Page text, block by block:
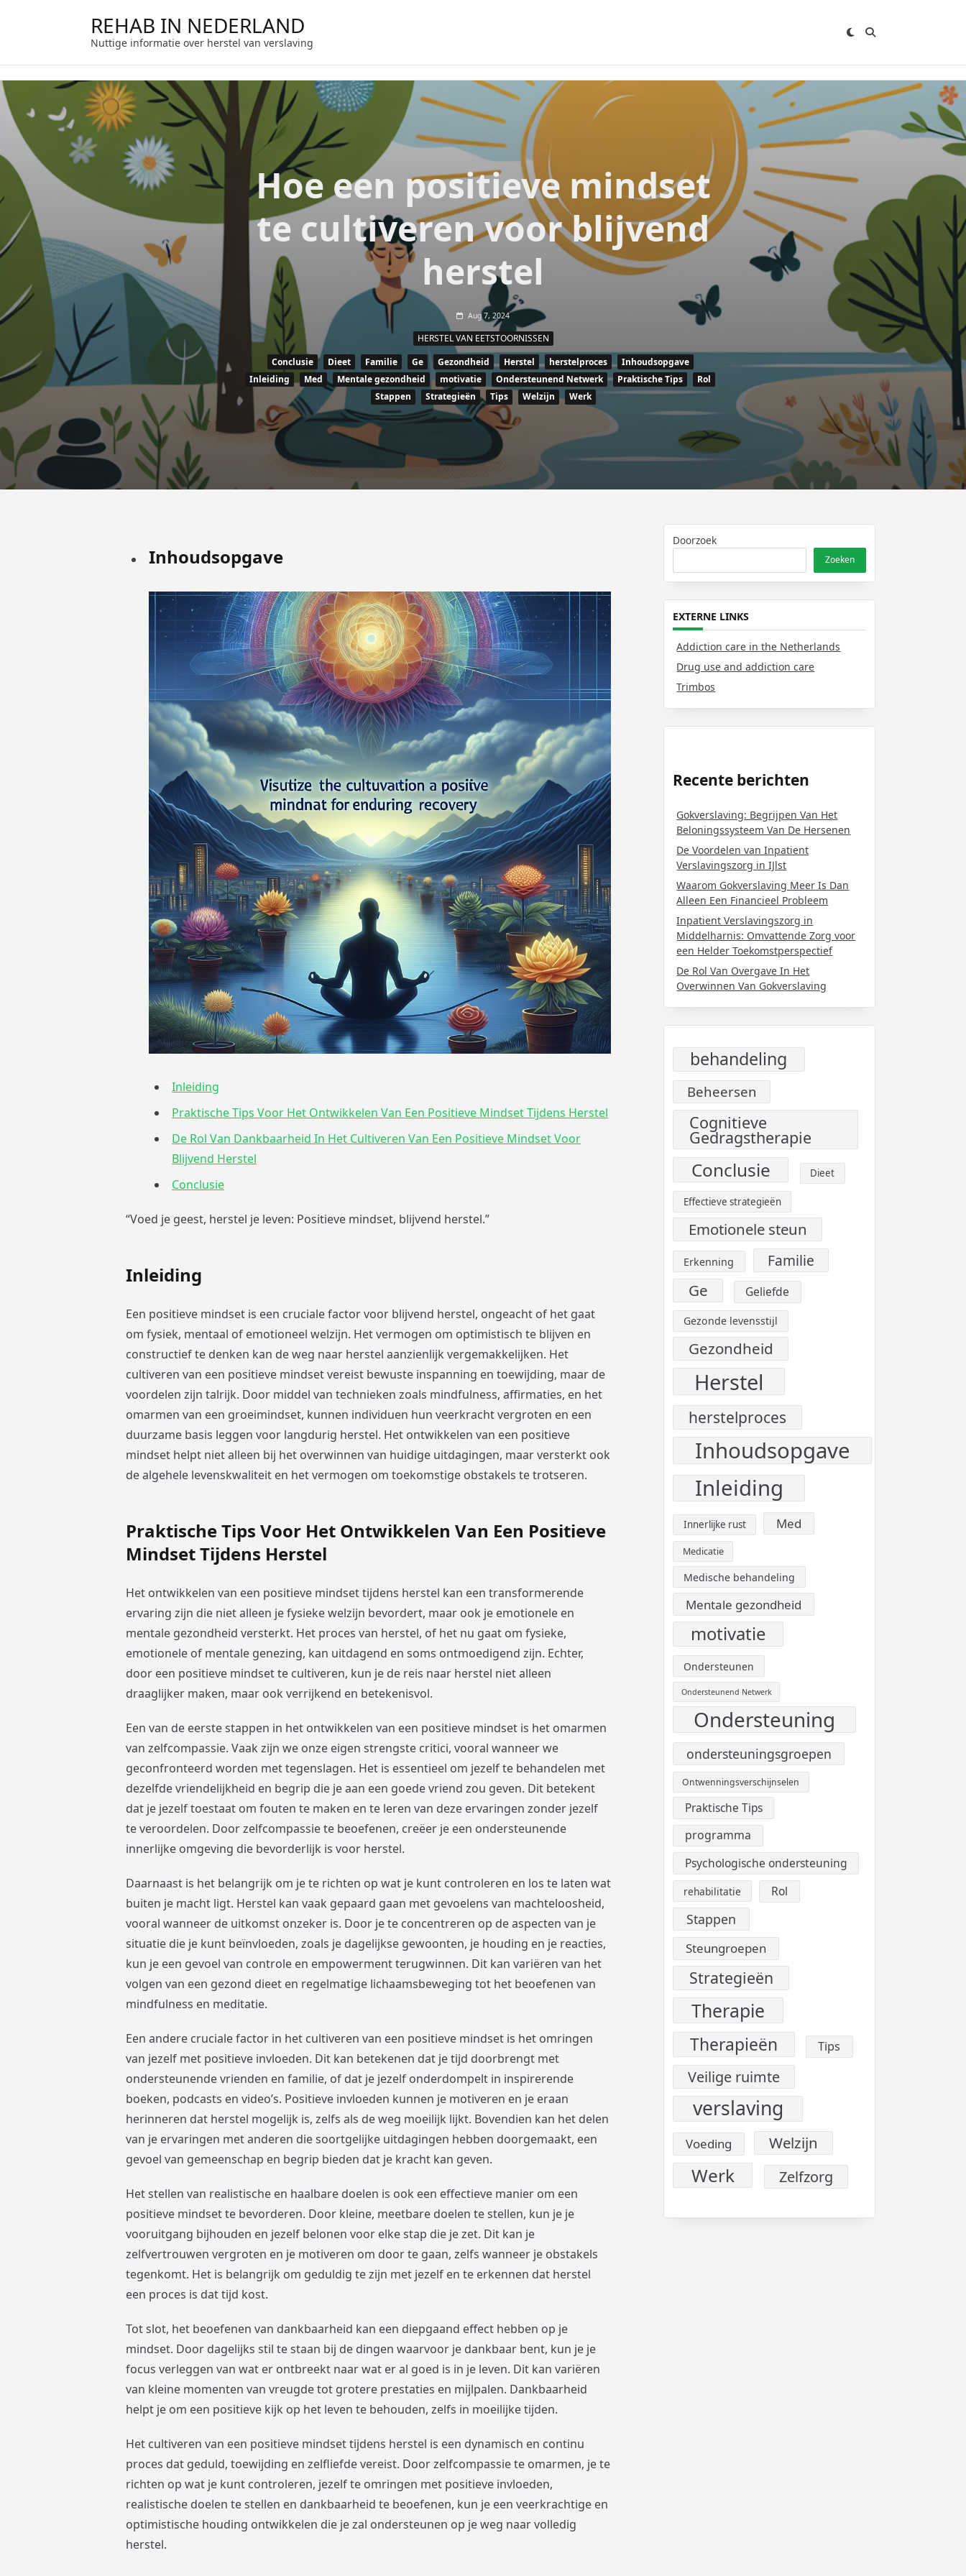
REHAB IN NEDERLAND
Nuttige informatie over herstel van verslaving
Hoe een positieve mindset
te cultiveren voor blijvend
herstel
Aug 7, 2024
HERSTEL VAN EETSTOORNISSEN
Conclusie
Dieet Familie Ge Gezondheid Herstel herstelproces
Inhoudsopgave
Inleiding
Med Mentale gezondheid motivatie Ondersteunend Netwerk Praktische Tips
Rol
Stappen
Strategieën Tips Welzijn Werk
Inhoudsopgave
Inleiding
Praktische Tips Voor Het Ontwikkelen Van Een Positieve Mindset Tijdens Herstel
De Rol Van Dankbaarheid In Het Cultiveren Van Een Positieve Mindset Voor
Blijvend Herstel
Conclusie
“Voed je geest, herstel je leven: Positieve mindset, blijvend herstel.”
Inleiding
Een positieve mindset is een cruciale factor voor blijvend herstel, ongeacht of het gaat
om fysiek, mentaal of emotioneel welzijn. Het vermogen om optimistisch te blijven en
constructief te denken kan de weg naar herstel aanzienlijk vergemakkelijken. Het
cultiveren van een positieve mindset vereist bewuste inspanning en toewijding, maar de
voordelen zijn talrijk. Door middel van technieken zoals mindfulness, affirmaties, en het
omarmen van een groeimindset, kunnen individuen hun veerkracht vergroten en een
duurzame basis leggen voor langdurig herstel. Het ontwikkelen van een positieve
mindset helpt niet alleen bij het overwinnen van huidige uitdagingen, maar versterkt ook
de algehele levenskwaliteit en het vermogen om toekomstige obstakels te trotseren.
Praktische Tips Voor Het Ontwikkelen Van Een Positieve
Mindset Tijdens Herstel
Het ontwikkelen van een positieve mindset tijdens herstel kan een transformerende
ervaring zijn die niet alleen je fysieke welzijn bevordert, maar ook je emotionele en
mentale gezondheid versterkt. Het proces van herstel, of het nu gaat om fysieke,
emotionele of mentale genezing, kan uitdagend en soms ontmoedigend zijn. Echter,
door een positieve mindset te cultiveren, kun je de reis naar herstel niet alleen
draaglijker maken, maar ook verrijkend en betekenisvol.
Een van de eerste stappen in het ontwikkelen van een positieve mindset is het omarmen
van zelfcompassie. Vaak zijn we onze eigen strengste critici, vooral wanneer we
geconfronteerd worden met tegenslagen. Het is essentieel om jezelf te behandelen met
dezelfde vriendelijkheid en begrip die je aan een goede vriend zou geven. Dit betekent
dat je jezelf toestaat om fouten te maken en te leren van deze ervaringen zonder jezelf
te veroordelen. Door zelfcompassie te beoefenen, creëer je een ondersteunende
innerlijke omgeving die bevorderlijk is voor herstel.
Daarnaast is het belangrijk om je te richten op wat je kunt controleren en los te laten wat
buiten je macht ligt. Herstel kan vaak gepaard gaan met gevoelens van machteloosheid,
vooral wanneer de uitkomst onzeker is. Door je te concentreren op de aspecten van je
situatie die je kunt beïnvloeden, zoals je dagelijkse gewoonten, je houding en je reacties,
kun je een gevoel van controle en empowerment terugwinnen. Dit kan variëren van het
volgen van een gezond dieet en regelmatige lichaamsbeweging tot het beoefenen van
mindfulness en meditatie.
Een andere cruciale factor in het cultiveren van een positieve mindset is het omringen
van jezelf met positieve invloeden. Dit kan betekenen dat je tijd doorbrengt met
ondersteunende vrienden en familie, of dat je jezelf onderdompelt in inspirerende
boeken, podcasts en video’s. Positieve invloeden kunnen je motiveren en je eraan
herinneren dat herstel mogelijk is, zelfs als de weg moeilijk lijkt. Bovendien kan het delen
van je ervaringen met anderen die soortgelijke uitdagingen hebben doorgemaakt, een
gevoel van gemeenschap en begrip bieden dat je kracht kan geven.
Het stellen van realistische en haalbare doelen is ook een effectieve manier om een
positieve mindset te bevorderen. Door kleine, meetbare doelen te stellen, kun je je
vooruitgang bijhouden en jezelf belonen voor elke stap die je zet. Dit kan je
zelfvertrouwen vergroten en je motiveren om door te gaan, zelfs wanneer je obstakels
tegenkomt. Het is belangrijk om geduldig te zijn met jezelf en te erkennen dat herstel
een proces is dat tijd kost.
Tot slot, het beoefenen van dankbaarheid kan een diepgaand effect hebben op je
mindset. Door dagelijks stil te staan bij de dingen waarvoor je dankbaar bent, kun je je
focus verleggen van wat er ontbreekt naar wat er al goed is in je leven. Dit kan variëren
van kleine momenten van vreugde tot grotere prestaties en mijlpalen. Dankbaarheid
helpt je om een positieve kijk op het leven te behouden, zelfs in moeilijke tijden.
Het cultiveren van een positieve mindset tijdens herstel is een dynamisch en continu
proces dat geduld, toewijding en zelfliefde vereist. Door zelfcompassie te omarmen, je te
richten op wat je kunt controleren, jezelf te omringen met positieve invloeden,
realistische doelen te stellen en dankbaarheid te beoefenen, kun je een veerkrachtige en
optimistische houding ontwikkelen die je zal ondersteunen op je weg naar volledig
herstel.
Doorzoek
Zoeken
EXTERNE LINKS
Addiction care in the Netherlands
Drug use and addiction care
Trimbos
Recente berichten
Gokverslaving: Begrijpen Van Het
Beloningssysteem Van De Hersenen
De Voordelen van Inpatient
Verslavingszorg in IJlst
Waarom Gokverslaving Meer Is Dan
Alleen Een Financieel Probleem
Inpatient Verslavingszorg in
Middelharnis: Omvattende Zorg voor
een Helder Toekomstperspectief
De Rol Van Overgave In Het
Overwinnen Van Gokverslaving
behandeling
Beheersen
Cognitieve
Gedragstherapie
Conclusie Dieet
Effectieve strategieën
Emotionele steun
Erkenning Familie
Ge Geliefde
Gezonde levensstijl
Gezondheid
Herstel
herstelproces
Inhoudsopgave
Inleiding
Innerlijke rust Med
Medicatie
Medische behandeling
Mentale gezondheid
motivatie
Ondersteunen
Ondersteunend Netwerk
Ondersteuning
ondersteuningsgroepen
Ontwenningsverschijnselen
Praktische Tips
programma
Psychologische ondersteuning
rehabilitatie Rol
Stappen
Steungroepen
Strategieën
Therapie
Therapieën Tips
Veilige ruimte
verslaving
Voeding Welzijn
Werk Zelfzorg